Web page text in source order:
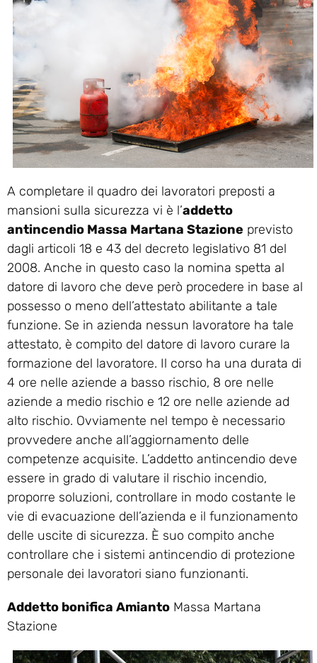
A completare il quadro dei lavoratori preposti a
mansioni sulla sicurezza vi è l’addetto
antincendio Massa Martana Stazione previsto
dagli articoli 18 e 43 del decreto legislativo 81 del
2008. Anche in questo caso la nomina spetta al
datore di lavoro che deve però procedere in base al
possesso o meno dell’attestato abilitante a tale
funzione. Se in azienda nessun lavoratore ha tale
attestato, è compito del datore di lavoro curare la
formazione del lavoratore. Il corso ha una durata di
4 ore nelle aziende a basso rischio, 8 ore nelle
aziende a medio rischio e 12 ore nelle aziende ad
alto rischio. Ovviamente nel tempo è necessario
provvedere anche all’aggiornamento delle
competenze acquisite. L’addetto antincendio deve
essere in grado di valutare il rischio incendio,
proporre soluzioni, controllare in modo costante le
vie di evacuazione dell’azienda e il funzionamento
delle uscite di sicurezza. È suo compito anche
controllare che i sistemi antincendio di protezione
personale dei lavoratori siano funzionanti.
Addetto bonifica Amianto Massa Martana
Stazione